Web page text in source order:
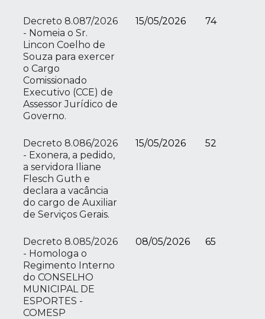
Decreto 8.087/2026
- Nomeia o Sr.
Lincon Coelho de
Souza para exercer
o Cargo
Comissionado
Executivo (CCE) de
Assessor Jurídico de
Governo.
15/05/2026 74
Decreto 8.086/2026
- Exonera, a pedido,
a servidora Iliane
Flesch Guth e
declara a vacância
do cargo de Auxiliar
de Serviços Gerais.
15/05/2026 52
Decreto 8.085/2026
- Homologa o
Regimento Interno
do CONSELHO
MUNICIPAL DE
ESPORTES -
COMESP
08/05/2026 65